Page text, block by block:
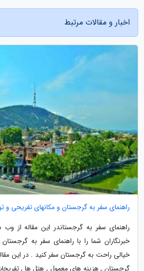
اخبار و مقالات مرتبط
راهنمای سفر به گرجستان و مکانهای تفریحی و
راهنمای سفر به گرجستاندر این مقاله از
خبرنگاران شما را با راهنمای سفر به گرجستان
خیالی راحت به گرجستان سفر کنید . در این
گرجستان , هزینه های معمول , هتل ها ,